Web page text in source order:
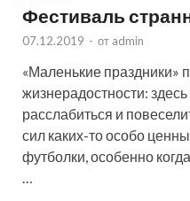
Фестиваль
07.12.2019 - от admin
«Маленькие праздники»
жизнерадостности:
расслабиться и
сил каких-то особо
футболки, особенно
…